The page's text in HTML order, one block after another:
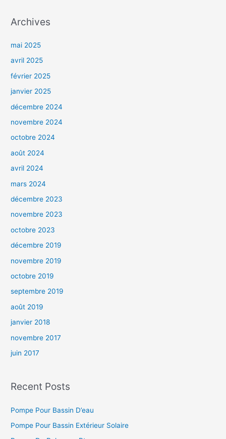
Archives
mai 2025
avril 2025
février 2025
janvier 2025
décembre 2024
novembre 2024
octobre 2024
août 2024
avril 2024
mars 2024
décembre 2023
novembre 2023
octobre 2023
décembre 2019
novembre 2019
octobre 2019
septembre 2019
août 2019
janvier 2018
novembre 2017
juin 2017
Recent Posts
Pompe Pour Bassin D’eau
Pompe Pour Bassin Extérieur Solaire